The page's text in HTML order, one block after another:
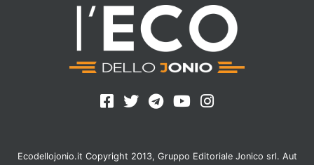
Ecodellojonio.it Copyright 2013, Gruppo Editoriale Jonico srl. Aut